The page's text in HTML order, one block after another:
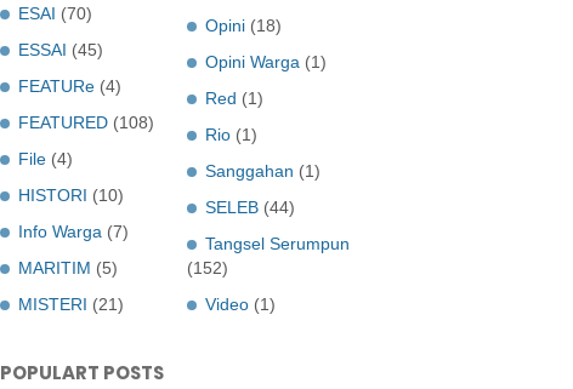
ESAI (70)
ESSAI (45)
FEATURe (4)
FEATURED (108)
File (4)
HISTORI (10)
Info Warga (7)
MARITIM (5)
MISTERI (21)
Opini (18)
Opini Warga (1)
Red (1)
Rio (1)
Sanggahan (1)
SELEB (44)
Tangsel Serumpun
(152)
Video (1)
POPULART POSTS